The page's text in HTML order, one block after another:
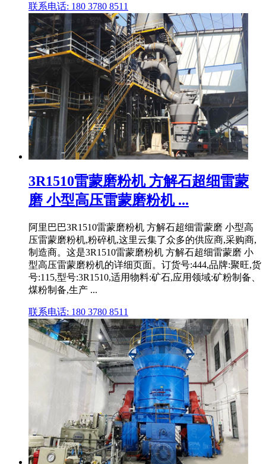
联系电话: 180 3780 8511
3R1510雷蒙磨粉机 方解石超细雷蒙
磨 小型高压雷蒙磨粉机 ...
阿里巴巴3R1510雷蒙磨粉机 方解石超细雷蒙磨 小型高
压雷蒙磨粉机,粉碎机,这里云集了众多的供应商,采购商,
制造商。这是3R1510雷蒙磨粉机 方解石超细雷蒙磨 小
型高压雷蒙磨粉机的详细页面。订货号:444,品牌:聚旺,货
号:115,型号:3R1510,适用物料:矿石,应用领域:矿粉制备、
煤粉制备,生产 ...
联系电话: 180 3780 8511